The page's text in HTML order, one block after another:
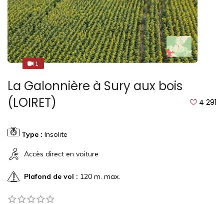
11
La Galonnière à Sury aux bois
(LOIRET)
4 291
Type : Insolite
Accès direct en voiture
Plafond de vol : 120 m. max.